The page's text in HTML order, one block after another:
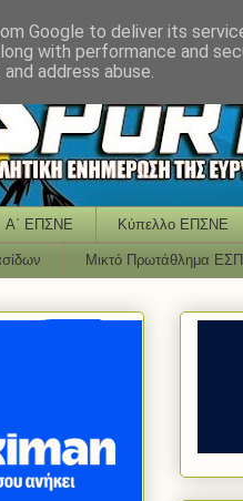
Α΄ ΕΠΣΝΕ Κύπελλο ΕΠΣΝΕ
Μικτό Πρωτάθλημα
Google to deliver its
with performance and
address abuse.